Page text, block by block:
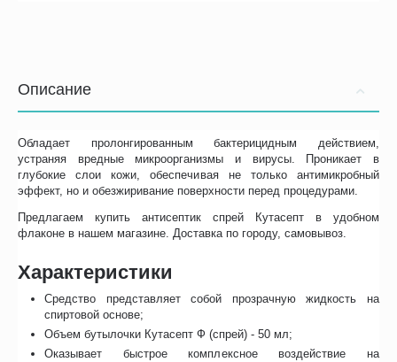
Описание
Обладает пролонгированным бактерицидным действием,
устраняя вредные микроорганизмы и вирусы. Проникает в
глубокие слои кожи, обеспечивая не только антимикробный
эффект, но и обезжиривание поверхности перед процедурами.
Предлагаем купить антисептик спрей Кутасепт в удобном
флаконе в нашем магазине. Доставка по городу, самовывоз.
Характеристики
Средство представляет собой прозрачную жидкость на
спиртовой основе;
Объем бутылочки Кутасепт Ф (спрей) - 50 мл;
Оказывает быстрое комплексное воздействие на